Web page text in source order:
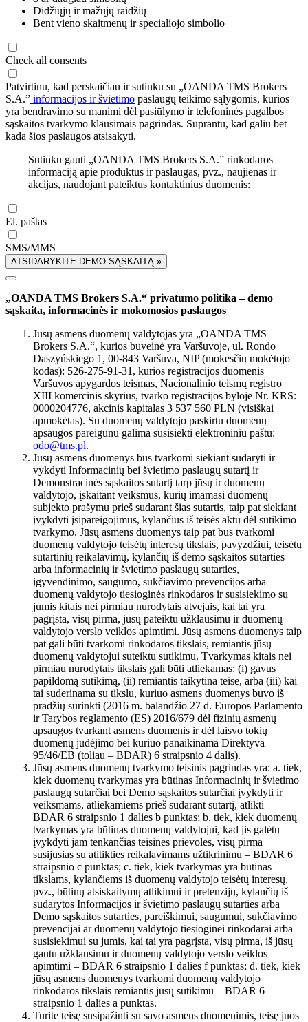
Didžiųjų ir mažųjų raidžių
Bent vieno skaitmenų ir specialiojo simbolio
Check all consents
Patvirtinu, kad perskaičiau ir sutinku su „OANDA TMS Brokers
S.A.” informacijos ir švietimo paslaugų teikimo sąlygomis, kurios
yra bendravimo su manimi dėl pasiūlymo ir telefoninės pagalbos
sąskaitos tvarkymo klausimais pagrindas. Suprantu, kad galiu bet
kada šios paslaugos atsisakyti.
Sutinku gauti „OANDA TMS Brokers S.A.” rinkodaros
informaciją apie produktus ir paslaugas, pvz., naujienas ir
akcijas, naudojant pateiktus kontaktinius duomenis:
El. paštas
SMS/MMS
ATSIDARYKITE DEMO SĄSKAITĄ »
„OANDA TMS Brokers S.A.“ privatumo politika – demo
sąskaita, informacinės ir mokomosios paslaugos
Jūsų asmens duomenų valdytojas yra „OANDA TMS
Brokers S.A.“, kurios buveinė yra Varšuvoje, ul. Rondo
Daszyńskiego 1, 00-843 Varšuva, NIP (mokesčių mokėtojo
kodas): 526-275-91-31, kurios registracijos duomenis
Varšuvos apygardos teismas, Nacionalinio teismų registro
XIII komercinis skyrius, tvarko registracijos byloje Nr. KRS:
0000204776, akcinis kapitalas 3 537 560 PLN (visiškai
apmokėtas). Su duomenų valdytojo paskirtu duomenų
apsaugos pareigūnu galima susisiekti elektroniniu paštu:
odo@tms.pl.
Jūsų asmens duomenys bus tvarkomi siekiant sudaryti ir
vykdyti Informacinių bei švietimo paslaugų sutartį ir
Demonstracinės sąskaitos sutartį tarp jūsų ir duomenų
valdytojo, įskaitant veiksmus, kurių imamasi duomenų
subjekto prašymu prieš sudarant šias sutartis, taip pat siekiant
įvykdyti įsipareigojimus, kylančius iš teisės aktų dėl sutikimo
tvarkymo. Jūsų asmens duomenys taip pat bus tvarkomi
duomenų valdytojo teisėtų interesų tikslais, pavyzdžiui, teisėtų
sutartinių reikalavimų, kylančių iš demo sąskaitos sutarties
arba informacinių ir švietimo paslaugų sutarties,
įgyvendinimo, saugumo, sukčiavimo prevencijos arba
duomenų valdytojo tiesioginės rinkodaros ir susisiekimo su
jumis kitais nei pirmiau nurodytais atvejais, kai tai yra
pagrįsta, visų pirma, jūsų pateiktu užklausimu ir duomenų
valdytojo verslo veiklos apimtimi. Jūsų asmens duomenys taip
pat gali būti tvarkomi rinkodaros tikslais, remiantis jūsų
duomenų valdytojui suteiktu sutikimu. Tvarkymas kitais nei
pirmiau nurodytais tikslais gali būti atliekamas: (i) gavus
papildomą sutikimą, (ii) remiantis taikytina teise, arba (iii) kai
tai suderinama su tikslu, kuriuo asmens duomenys buvo iš
pradžių surinkti (2016 m. balandžio 27 d. Europos Parlamento
ir Tarybos reglamento (ES) 2016/679 dėl fizinių asmenų
apsaugos tvarkant asmens duomenis ir dėl laisvo tokių
duomenų judėjimo bei kuriuo panaikinama Direktyva
95/46/EB (toliau – BDAR) 6 straipsnio 4 dalis).
Jūsų asmens duomenų tvarkymo teisinis pagrindas yra: a. tiek,
kiek duomenų tvarkymas yra būtinas Informacinių ir švietimo
paslaugų sutarčiai bei Demo sąskaitos sutarčiai įvykdyti ir
veiksmams, atliekamiems prieš sudarant sutartį, atlikti –
BDAR 6 straipsnio 1 dalies b punktas; b. tiek, kiek duomenų
tvarkymas yra būtinas duomenų valdytojui, kad jis galėtų
įvykdyti jam tenkančias teisines prievoles, visų pirma
susijusias su atitikties reikalavimams užtikrinimu – BDAR 6
straipsnio c punktas; c. tiek, kiek tvarkymas yra būtinas
tikslams, kylančiems iš duomenų valdytojo teisėtų interesų,
pvz., būtinų atsiskaitymų atlikimui ir pretenzijų, kylančių iš
sudarytos Informacijos ir švietimo paslaugų sutarties arba
Demo sąskaitos sutarties, pareiškimui, saugumui, sukčiavimo
prevencijai ar duomenų valdytojo tiesioginei rinkodarai arba
susisiekimui su jumis, kai tai yra pagrįsta, visų pirma, iš jūsų
gautu užklausimu ir duomenų valdytojo verslo veiklos
apimtimi – BDAR 6 straipsnio 1 dalies f punktas; d. tiek, kiek
jūsų asmens duomenys tvarkomi duomenų valdytojo
rinkodaros tikslais remiantis jūsų sutikimu – BDAR 6
straipsnio 1 dalies a punktas.
Turite teisę susipažinti su savo asmens duomenimis, teisę juos